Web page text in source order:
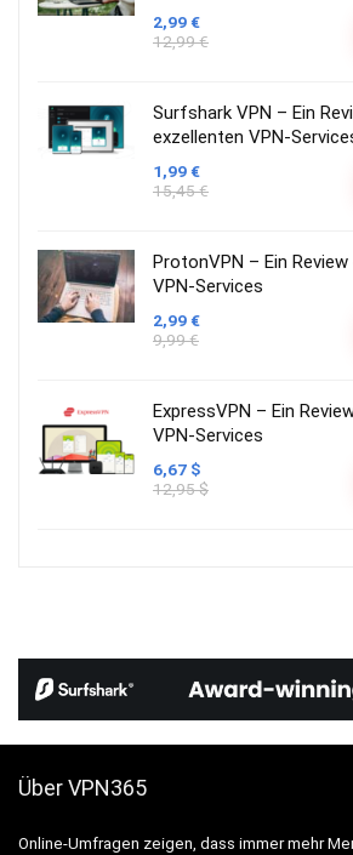
2,99 €
12,99 €
Surfshark VPN – Ein
exzellenten VPN-
1,99 €
15,45 €
ProtonVPN – Ein
VPN-Services
2,99 €
9,99 €
ExpressVPN – Ein
VPN-Services
6,67 $
12,95 $
Über VPN365
Online-Umfragen zeigen, dass immer mehr